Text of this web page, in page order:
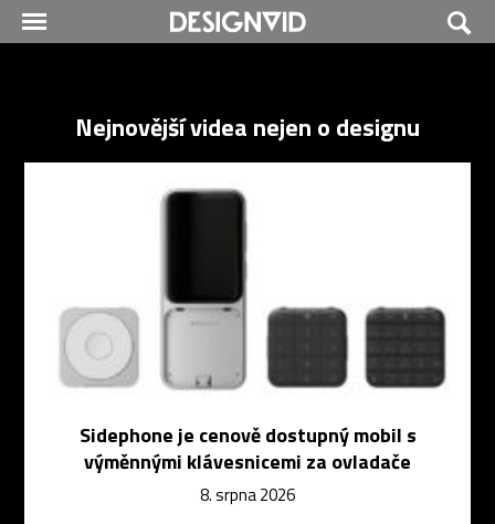
Nejnovější videa nejen o designu
Sidephone je cenově dostupný mobil s
výměnnými klávesnicemi za ovladače
8. srpna 2026